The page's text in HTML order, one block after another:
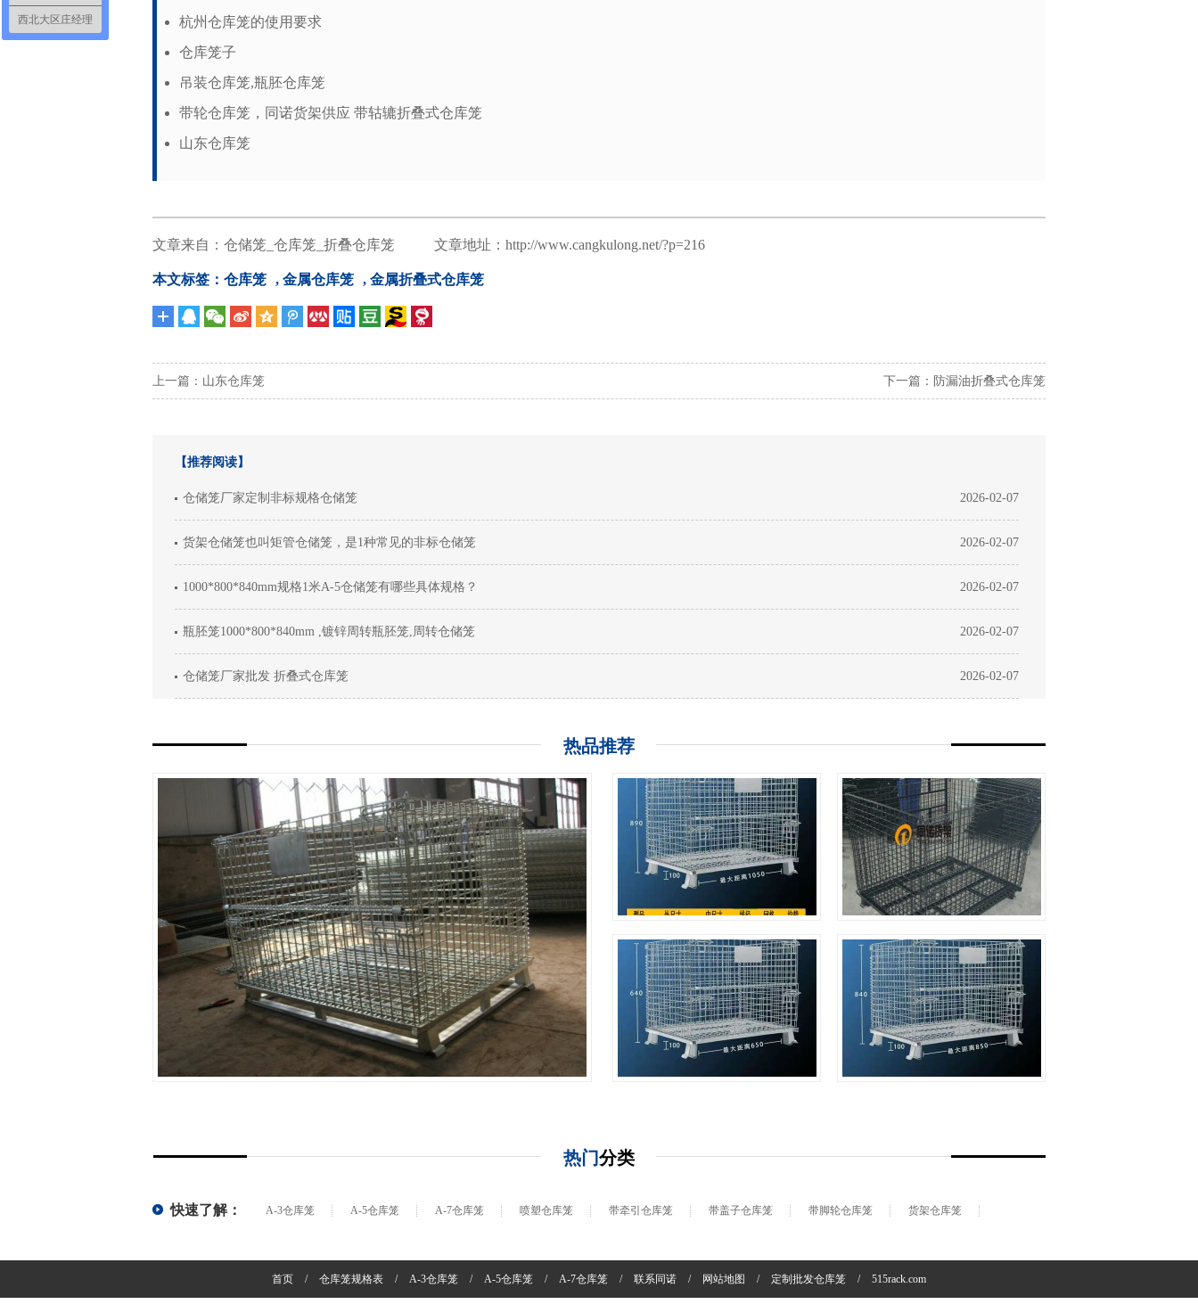
杭州仓库笼的使用要求
仓库笼子
吊装仓库笼,瓶胚仓库笼
带轮仓库笼，同诺货架供应 带轱辘折叠式仓库笼
山东仓库笼
文章来自： 仓储笼_仓库笼_折叠仓库笼 文章地址：http://www.cangkulong.net/?p=216
本文标签： 仓库笼 , 金属仓库笼 , 金属折叠式仓库笼
上一篇： 山东仓库笼 下一篇： 防漏油折叠式仓库笼
【推荐阅读】
2026-02-07
仓储笼厂家定制非标规格仓储笼
2026-02-07
货架仓储笼也叫矩管仓储笼，是1种常见的非标仓储笼
2026-02-07
1000*800*840mm规格1米A-5仓储笼有哪些具体规格？
2026-02-07
瓶胚笼1000*800*840mm ,镀锌周转瓶胚笼,周转仓储笼
2026-02-07
仓储笼厂家批发 折叠式仓库笼
热品推荐
货架仓库笼
南京同诺仓库笼厂家为您提供货架仓库笼,矩管仓库笼，货架使用的仓库
笼货架仓库笼是为了符合现代化物流仓储需要，在仓库笼的底部加焊接
矩管或者角钢，方便仓...
+
喷塑仓库笼
喷塑仓库笼 ，表面处理方式
为喷塑处理，适合于现代化工
厂使用。喷塑仓库笼优点：表
面光滑，可以按照客户选用的
塑表面容易脱落...
+
A-7仓库笼
A-7仓库笼也叫A7仓库笼，
1200长度仓库笼,1.2米长度仓
库笼,a7仓库笼,是国内使用比
较多的标准仓库笼规格之一，
尺寸设计，所以使用的...
+
A-5仓库笼
A-5仓库笼是标准仓库笼之
一，也叫A5仓库笼,1000仓库
笼,a5仓库笼，承载1000kg，
+
A-3仓库笼
A-3仓库笼，也叫A3仓库笼，
是标准仓库笼的规格之一。具
体尺寸为 800*600*640mm底
+
热门分类
快速了解： A-3仓库笼 A-5仓库笼 A-7仓库笼 喷塑仓库笼 带牵引仓库笼 带盖子仓库笼 带脚轮仓库笼 货架仓库笼
首页 / 仓库笼规格表 / A-3仓库笼 / A-5仓库笼 / A-7仓库笼 / 联系同诺 / 网站地图 / 定制批发仓库笼 / 515rack.com
西北大区庄经理